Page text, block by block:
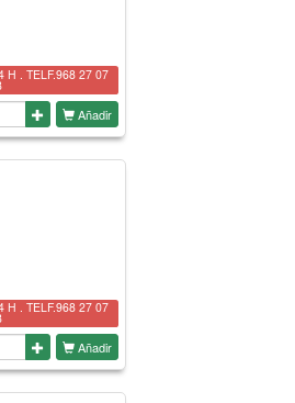
H . TELF.968 27 07
Añadir
H . TELF.968 27 07
Añadir